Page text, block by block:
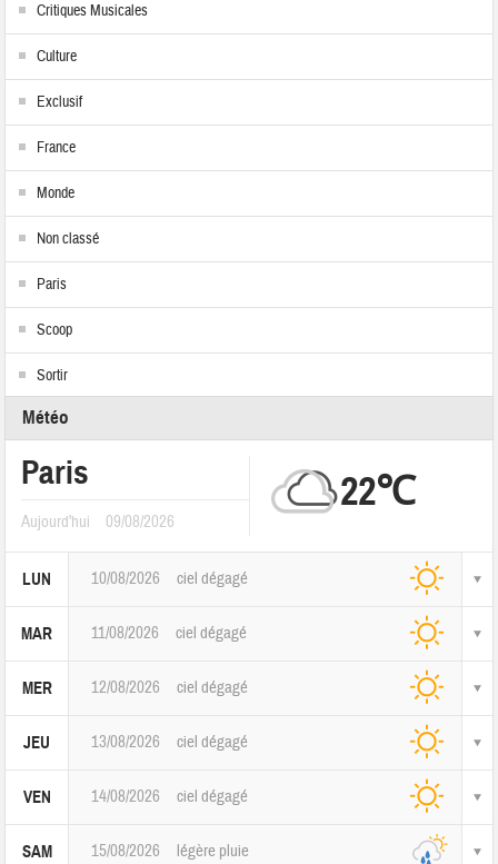
Critiques Musicales
Culture
Exclusif
France
Monde
Non classé
Paris
Scoop
Sortir
Météo
Paris
Aujourd'hui 09/08/2026
22℃
LUN 10/08/2026 ciel dégagé
MAR 11/08/2026 ciel dégagé
MER 12/08/2026 ciel dégagé
JEU 13/08/2026 ciel dégagé
VEN 14/08/2026 ciel dégagé
SAM 15/08/2026 légère pluie